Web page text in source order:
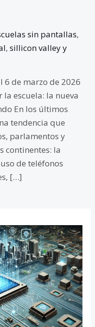
sin pantallas,
,sillicon valley y
6 de marzo de 2026
escuela: la nueva
En los últimos
tendencia que
parlamentos y
continentes: la
de teléfonos
[…]